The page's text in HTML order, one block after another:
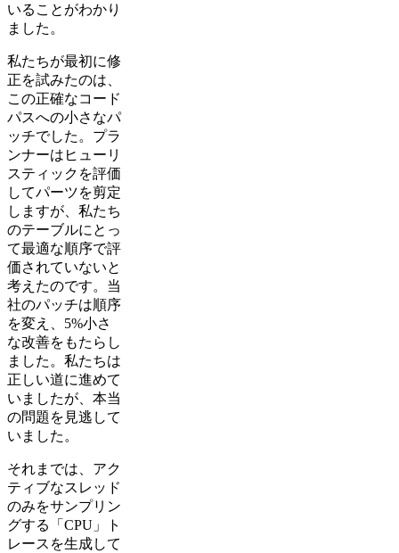
いることがわかり
ました。
私たちが最初に修
正を試みたのは、
この正確なコード
パスへの小さなパ
ッチでした。プラ
ンナーはヒューリ
スティックを評価
してパーツを剪定
しますが、私たち
のテーブルにとっ
て最適な順序で評
価されていないと
考えたのです。当
社のパッチは順序
を変え、5%小さ
な改善をもたらし
ました。私たちは
正しい道に進めて
いましたが、本当
の問題を見逃して
いました。
それまでは、アク
ティブなスレッド
のみをサンプリン
グする「CPU」ト
レースを生成して